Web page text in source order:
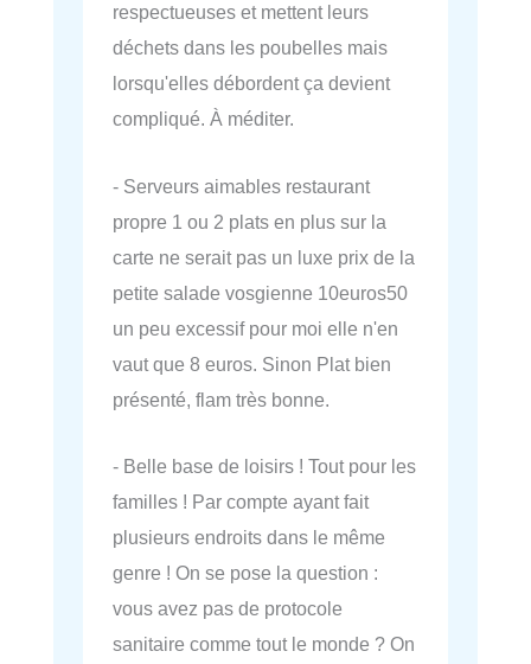
respectueuses et mettent leurs
déchets dans les poubelles mais
lorsqu'elles débordent ça devient
compliqué. À méditer.
- Serveurs aimables restaurant
propre 1 ou 2 plats en plus sur la
carte ne serait pas un luxe prix de la
petite salade vosgienne 10euros50
un peu excessif pour moi elle n'en
vaut que 8 euros. Sinon Plat bien
présenté, flam très bonne.
- Belle base de loisirs ! Tout pour les
familles ! Par compte ayant fait
plusieurs endroits dans le même
genre ! On se pose la question :
vous avez pas de protocole
sanitaire comme tout le monde ? On